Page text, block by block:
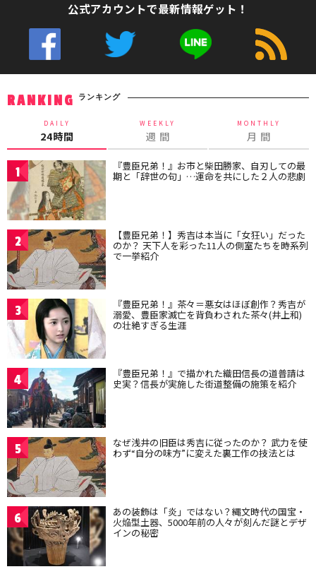
公式アカウントで最新情報ゲット！
RANKING ランキング
DAILY
24時間
WEEKLY
週 間
MONTHLY
月 間
1 『豊臣兄弟！』お市と柴田勝家、自刃しての最
期と「辞世の句」…運命を共にした２人の悲劇
2 【豊臣兄弟！】秀吉は本当に「女狂い」だった
のか？ 天下人を彩った11人の側室たちを時系列
で一挙紹介
3 『豊臣兄弟！』茶々＝悪女はほぼ創作？秀吉が
溺愛、豊臣家滅亡を背負わされた茶々(井上和)
の壮絶すぎる生涯
4 『豊臣兄弟！』で描かれた織田信長の道普請は
史実？信長が実施した街道整備の施策を紹介
5 なぜ浅井の旧臣は秀吉に従ったのか？ 武力を使
わず“自分の味方”に変えた裏工作の技法とは
6 あの装飾は「炎」ではない？縄文時代の国宝・
火焔型土器、5000年前の人々が刻んだ謎とデザ
インの秘密